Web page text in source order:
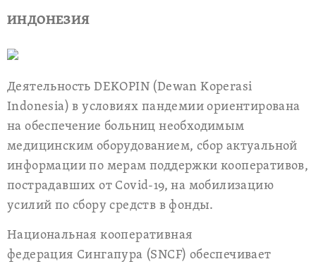
ИНДОНЕЗИЯ
Деятельность DEKOPIN (Dewan Koperasi
Indonesia) в условиях пандемии ориентирована
на обеспечение больниц необходимым
медицинским оборудованием, сбор актуальной
информации по мерам поддержки кооперативов,
пострадавших от Covid-19, на мобилизацию
усилий по сбору средств в фонды.
Национальная кооперативная
федерация Сингапура (SNCF) обеспечивает